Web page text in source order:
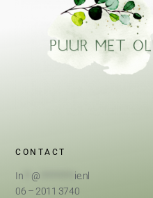
CONTACT
In @
ie.nl
06 – 2011 3740